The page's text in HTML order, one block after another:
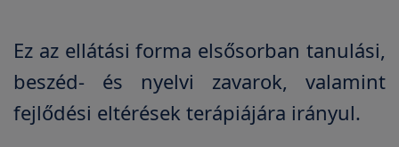
Ez az ellátási forma elsősorban tanulási,
beszéd- és nyelvi zavarok, valamint
fejlődési eltérések terápiájára irányul.